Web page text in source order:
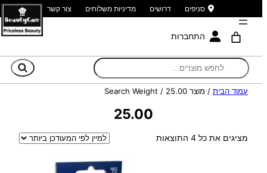
סניפים דרושים מדיניות משלוחים צור קשר
התחברות
עמוד הבית / מוצר Search Weight / 25.00
25.00
מציגים את כל ⁦4⁩ התוצאות
ממוין